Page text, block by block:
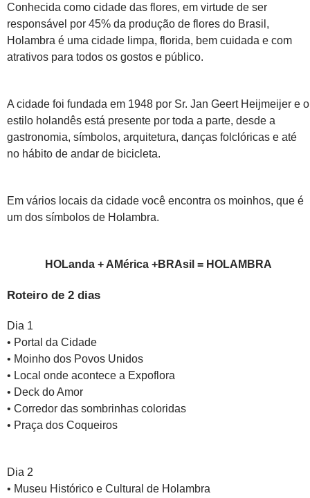
Conhecida como cidade das flores, em virtude de ser
responsável por 45% da produção de flores do Brasil,
Holambra é uma cidade limpa, florida, bem cuidada e com
atrativos para todos os gostos e público.
A cidade foi fundada em 1948 por Sr. Jan Geert Heijmeijer e o
estilo holandês está presente por toda a parte, desde a
gastronomia, símbolos, arquitetura, danças folclóricas e até
no hábito de andar de bicicleta.
Em vários locais da cidade você encontra os moinhos, que é
um dos símbolos de Holambra.
HOLanda + AMérica +BRAsil = HOLAMBRA
Roteiro de 2 dias
Dia 1
• Portal da Cidade
• Moinho dos Povos Unidos
• Local onde acontece a Expoflora
• Deck do Amor
• Corredor das sombrinhas coloridas
• Praça dos Coqueiros
Dia 2
• Museu Histórico e Cultural de Holambra